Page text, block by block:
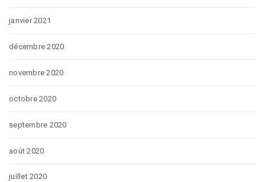
janvier 2021
décembre 2020
novembre 2020
octobre 2020
septembre 2020
août 2020
juillet 2020